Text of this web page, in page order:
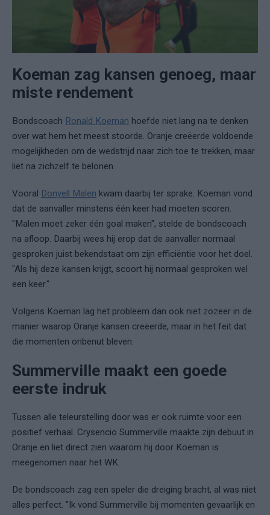
Koeman zag kansen genoeg, maar
miste rendement
Bondscoach Ronald Koeman hoefde niet lang na te denken
over wat hem het meest stoorde. Oranje creëerde voldoende
mogelijkheden om de wedstrijd naar zich toe te trekken, maar
liet na zichzelf te belonen.
Vooral Donyell Malen kwam daarbij ter sprake. Koeman vond
dat de aanvaller minstens één keer had moeten scoren.
"Malen moet zeker één goal maken", stelde de bondscoach
na afloop. Daarbij wees hij erop dat de aanvaller normaal
gesproken juist bekendstaat om zijn efficiëntie voor het doel.
"Als hij deze kansen krijgt, scoort hij normaal gesproken wel
een keer."
Volgens Koeman lag het probleem dan ook niet zozeer in de
manier waarop Oranje kansen creëerde, maar in het feit dat
die momenten onbenut bleven.
Summerville maakt een goede
eerste indruk
Tussen alle teleurstelling door was er ook ruimte voor een
positief verhaal. Crysencio Summerville maakte zijn debuut in
Oranje en liet direct zien waarom hij door Koeman is
meegenomen naar het WK.
De bondscoach zag een speler die dreiging bracht, al was niet
alles perfect. "Ik vond Summerville bij momenten gevaarlijk en